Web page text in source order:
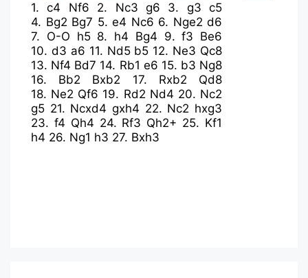
1.c4 Nf6 2. Nc3 g6 3. g3 c5
4. Bg2 Bg7 5. e4 Nc6 6. Nge2 d6
7. O-O h5 8. h4 Bg4 9.f3 Be6
10. d3 a6 11. Nd5 b5 12. Ne3 Qc8
13. Nf4 Bd7 14. Rb1 e6 15. b3 Ng8
16. Bb2 Bxb2 17. Rxb2
Qd8
18. Ne2 Qf6 19. Rd2 Nd4 20. Nc2
g5 21. Ncxd4 gxh4 22. Nc2 hxg3
23. f4 Qh4 24. Rf3 Qh2+ 25. Kf1
h4 26. Ng1 h3 27. Bxh3